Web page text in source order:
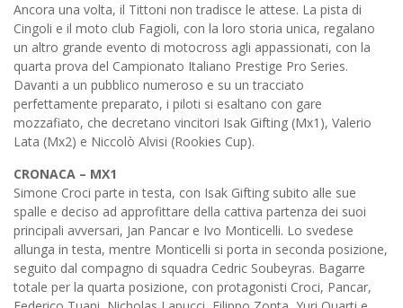
Ancora una volta, il Tittoni non tradisce le attese. La pista di
Cingoli e il moto club Fagioli, con la loro storia unica, regalano
un altro grande evento di motocross agli appassionati, con la
quarta prova del Campionato Italiano Prestige Pro Series.
Davanti a un pubblico numeroso e su un tracciato
perfettamente preparato, i piloti si esaltano con gare
mozzafiato, che decretano vincitori Isak Gifting (Mx1), Valerio
Lata (Mx2) e Niccolò Alvisi (Rookies Cup).
CRONACA – MX1
Simone Croci parte in testa, con Isak Gifting subito alle sue
spalle e deciso ad approfittare della cattiva partenza dei suoi
principali avversari, Jan Pancar e Ivo Monticelli. Lo svedese
allunga in testa, mentre Monticelli si porta in seconda posizione,
seguito dal compagno di squadra Cedric Soubeyras. Bagarre
totale per la quarta posizione, con protagonisti Croci, Pancar,